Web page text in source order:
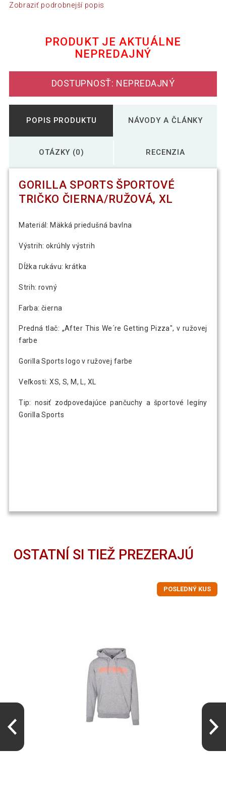
Zobraziť podrobnejší popis
PRODUKT JE AKTUÁLNE
NEPREDAJNÝ
DOSTUPNOSŤ: NEPREDAJNÝ
POPIS PRODUKTU NÁVODY A ČLÁNKY
OTÁZKY (0) RECENZIA
GORILLA SPORTS ŠPORTOVÉ
TRIČKO ČIERNA/RUŽOVÁ, XL
Materiál: Mäkká priedušná bavlna
Výstrih: okrúhly výstrih
Dĺžka rukávu: krátka
Strih: rovný
Farba: čierna
Predná tlač: „After This We´re Getting Pizza", v ružovej
farbe
Gorilla Sports logo v ružovej farbe
Veľkosti: XS, S, M, L, XL
Tip: nosiť zodpovedajúce pančuchy a športové legíny
Gorilla Sports
OSTATNÍ SI TIEŽ PREZERAJÚ
POSLEDNÝ KUS